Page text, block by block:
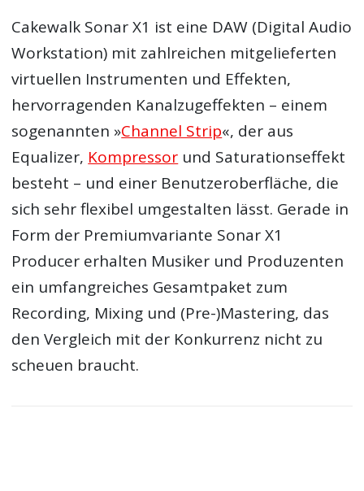
Cakewalk Sonar X1 ist eine DAW (Digital Audio
Workstation) mit zahlreichen mitgelieferten
virtuellen Instrumenten und Effekten,
hervorragenden Kanalzugeffekten – einem
sogenannten »Channel Strip«, der aus
Equalizer, Kompressor und Saturationseffekt
besteht – und einer Benutzeroberfläche, die
sich sehr flexibel umgestalten lässt. Gerade in
Form der Premiumvariante Sonar X1
Producer erhalten Musiker und Produzenten
ein umfangreiches Gesamtpaket zum
Recording, Mixing und (Pre-)Mastering, das
den Vergleich mit der Konkurrenz nicht zu
scheuen braucht.